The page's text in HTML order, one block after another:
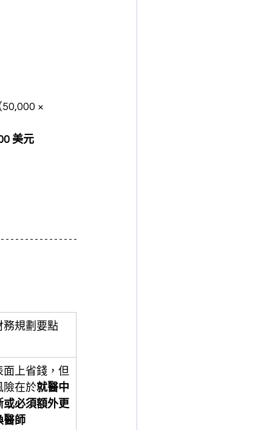
50,000 ×
美元
務規劃要點
面上省錢，但
險在於就醫中
或必須額外更
醫師